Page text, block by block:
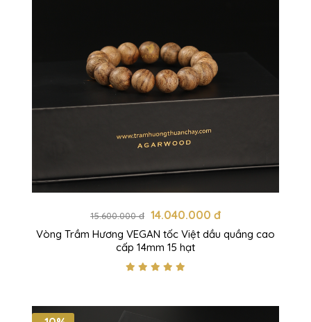
15.600.000 đ 14.040.000 đ
Vòng Trầm Hương VEGAN tốc Việt dầu quầng cao
cấp 14mm 15 hạt